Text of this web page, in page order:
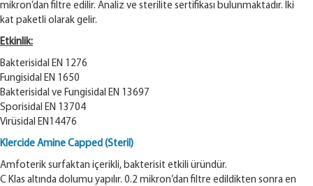
mikron’dan filtre edilir. Analiz ve sterilite sertifikası bulunmaktadır. İki
kat paketli olarak gelir.
Etkinlik:
Bakterisidal EN 1276
Fungisidal EN 1650
Bakterisidal ve Fungisidal EN 13697
Sporisidal EN 13704
Virüsidal EN14476
Klercide Amine Capped (Steril)
Amfoterik surfaktan içerikli, bakterisit etkili üründür.
C Klas altında dolumu yapılır. 0.2 mikron’dan filtre edildikten sonra en